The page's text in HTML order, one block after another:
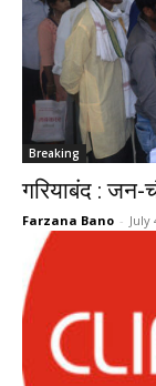
Breaking
गरियाबंद :
Farzana Bano - July